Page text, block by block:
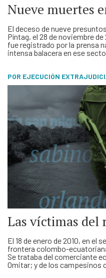
Nueve muertes
El deceso de nueve
Píntag, el 28 de noviembre
fue registrado por la prensa
intensa balacera en ese
lácteos Alpen Swiss fuera
POR EJECUCIÓN
Las víctimas del
El 18 de enero de 2010, en el
frontera colombo-
Se trataba del comerciante
Omitar; y de los campesinos
Molano y Sabino Timote